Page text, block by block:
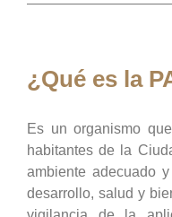
¿Qué es la
Es un organismo
habitantes de la
ambiente adecuado
desarrollo, salud y